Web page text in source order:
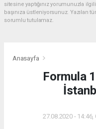
sitesine yaptığınız yorumunuzla
başınıza üstleniyorsunuz. Yazılan
sorumlu tutulamaz.
Anasayfa
Formula
27.08.2020 -